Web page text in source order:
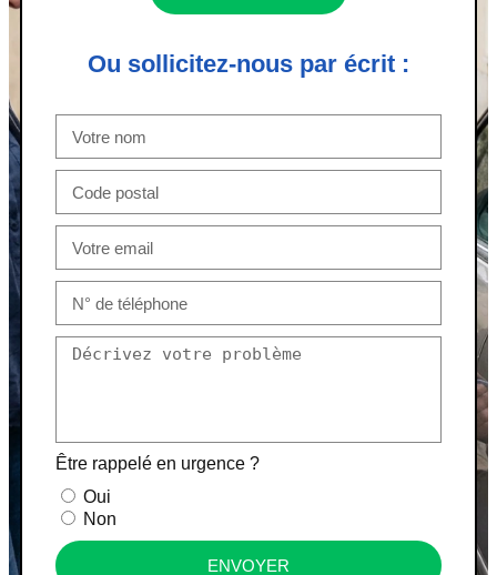
Ou sollicitez-nous par écrit :
Être rappelé en urgence ?
Oui
Non
ENVOYER